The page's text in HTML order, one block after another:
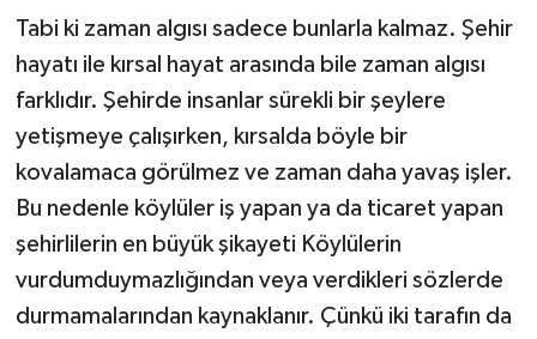
Tabi ki zaman algısı sadece bunlarla kalmaz. Şehir
hayatı ile kırsal hayat arasında bile zaman algısı
farklıdır. Şehirde insanlar sürekli bir şeylere
yetişmeye çalışırken, kırsalda böyle bir
kovalamaca görülmez ve zaman daha yavaş işler.
Bu nedenle köylüler iş yapan ya da ticaret yapan
şehirlilerin en büyük şikayeti Köylülerin
vurdumduymazlığından veya verdikleri sözlerde
durmamalarından kaynaklanır. Çünkü iki tarafın da